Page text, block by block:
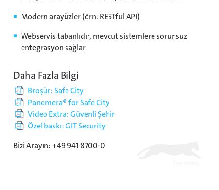
Modern arayüzler (örn. RESTful API)
Webservis tabanlıdır, mevcut sistemlere sorunsuz
entegrasyon sağlar
Daha Fazla Bilgi
Broşür: Safe City
Panomera® for Safe City
Video Extra: Güvenli Şehir
Özel baskı: GIT Security
Bizi Arayın: +49 941 8700-0